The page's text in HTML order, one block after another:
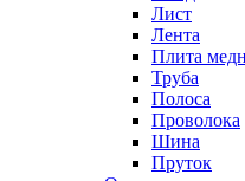
Лист
Лента
Плита
Труба
Полоса
Проволока
Шина
Пруток